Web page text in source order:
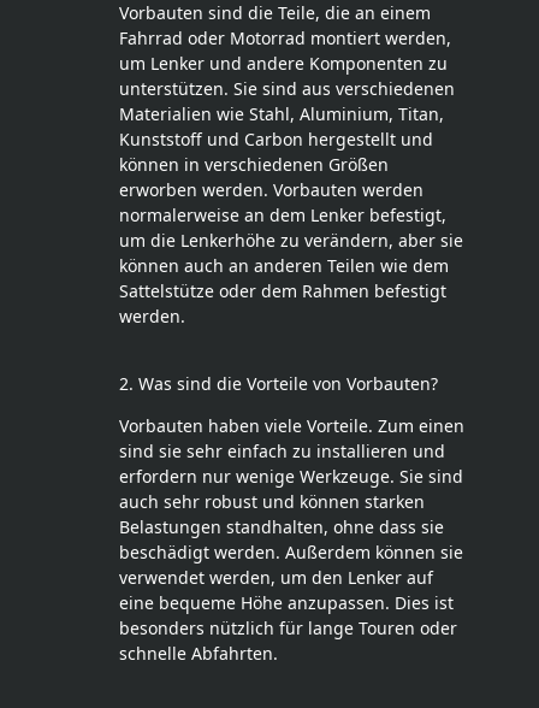
Vorbauten sind die Teile, die an einem
Fahrrad oder Motorrad montiert werden,
um Lenker und andere Komponenten zu
unterstützen. Sie sind aus verschiedenen
Materialien wie Stahl, Aluminium, Titan,
Kunststoff und Carbon hergestellt und
können in verschiedenen Größen
erworben werden. Vorbauten werden
normalerweise an dem Lenker befestigt,
um die Lenkerhöhe zu verändern, aber sie
können auch an anderen Teilen wie dem
Sattelstütze oder dem Rahmen befestigt
werden.
2. Was sind die Vorteile von Vorbauten?
Vorbauten haben viele Vorteile. Zum einen
sind sie sehr einfach zu installieren und
erfordern nur wenige Werkzeuge. Sie sind
auch sehr robust und können starken
Belastungen standhalten, ohne dass sie
beschädigt werden. Außerdem können sie
verwendet werden, um den Lenker auf
eine bequeme Höhe anzupassen. Dies ist
besonders nützlich für lange Touren oder
schnelle Abfahrten.